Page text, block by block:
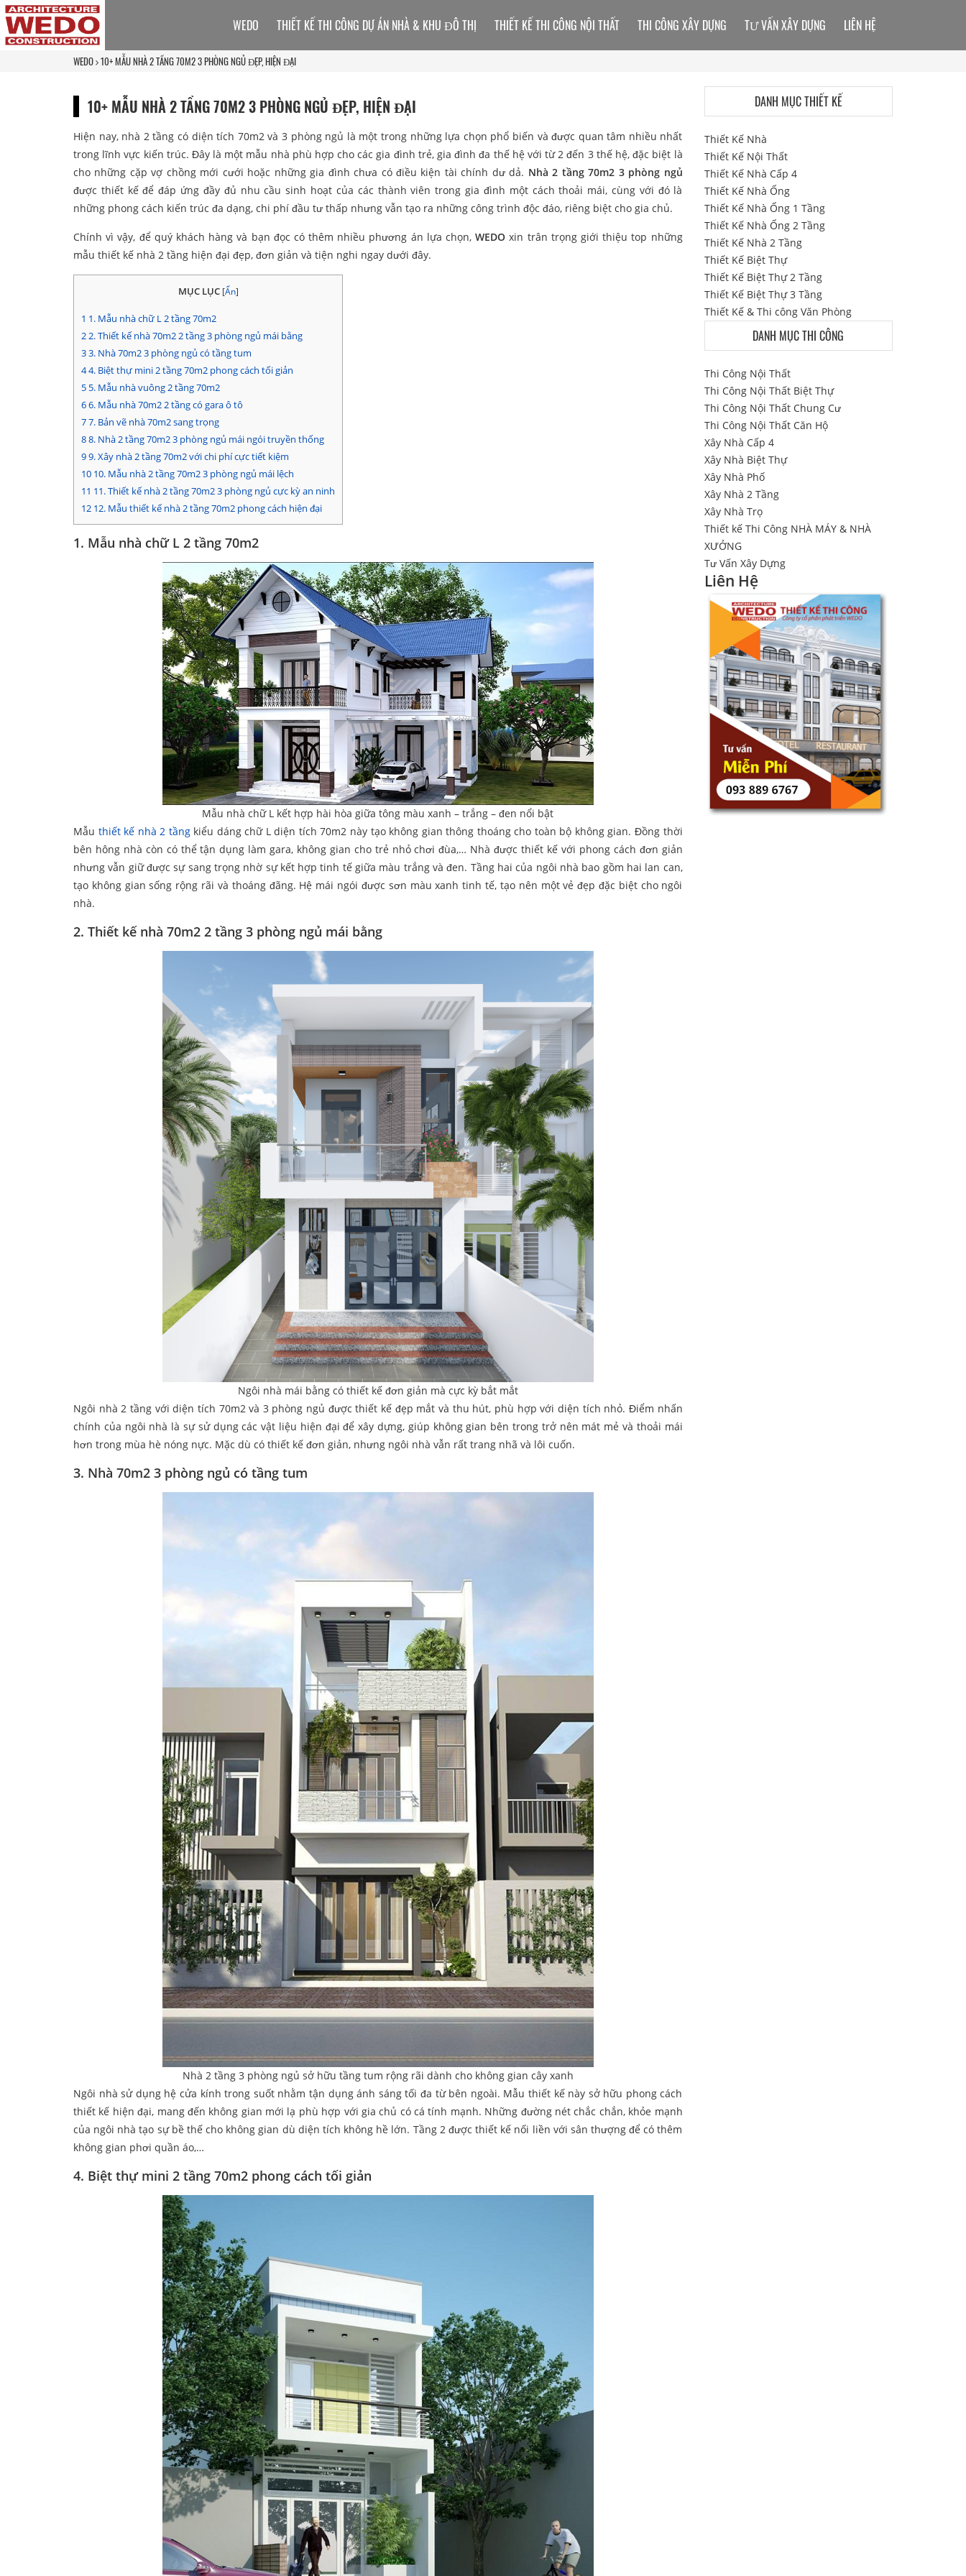
WEDO 10+ MẪU NHÀ 2 TẦNG 70M2 3 PHÒNG NGỦ ĐẸP, HIỆN ĐẠI
10+ MẪU NHÀ 2 TẦNG 70M2 3 PHÒNG NGỦ ĐẸP, HIỆN ĐẠI
Hiện nay, nhà 2 tầng có diện tích 70m2 và 3 phòng ngủ là một trong những lựa chọn phổ biến và được quan tâm nhiều nhất
trong lĩnh vực kiến trúc. Đây là một mẫu nhà phù hợp cho các gia đình trẻ, gia đình đa thế hệ với từ 2 đến 3 thế hệ, đặc biệt là
cho những cặp vợ chồng mới cưới hoặc những gia đình chưa có điều kiện tài chính dư dả. Nhà 2 tầng 70m2 3 phòng ngủ
được thiết kế để đáp ứng đầy đủ nhu cầu sinh hoạt của các thành viên trong gia đình một cách thoải mái, cùng với đó là
những phong cách kiến trúc đa dạng, chi phí đầu tư thấp nhưng vẫn tạo ra những công trình độc đáo, riêng biệt cho gia chủ.
Chính vì vậy, để quý khách hàng và bạn đọc có thêm nhiều phương án lựa chọn,WEDO xin trân trọng giới thiệu top những
mẫu thiết kế nhà 2 tầng hiện đại đẹp, đơn giản và tiện nghi ngay dưới đây.
MỤC LỤC [Ẩn]
1 1. Mẫu nhà chữ L 2 tầng 70m2
22. Thiết kế nhà 70m2 2 tầng 3 phòng ngủ mái bằng
33. Nhà 70m2 3 phòng ngủ có tầng tum
44. Biệt thự mini 2 tầng 70m2 phong cách tối giản
5 5. Mẫu nhà vuông 2 tầng 70m2
66. Mẫu nhà 70m2 2 tầng có gara ô tô
77. Bản vẽ nhà 70m2 sang trọng
88. Nhà 2 tầng 70m2 3 phòng ngủ mái ngói truyền thống
99. Xây nhà 2 tầng 70m2 với chi phí cực tiết kiệm
10 10. Mẫu nhà 2 tầng 70m2 3 phòng ngủ mái lệch
11 11. Thiết kế nhà 2 tầng 70m2 3 phòng ngủ cực kỳ an ninh
12 12. Mẫu thiết kế nhà 2 tầng 70m2 phong cách hiện đại
1. Mẫu nhà chữ L 2 tầng 70m2
Mẫu nhà chữ L kết hợp hài hòa giữa tông màu xanh – trắng – đen nổi bật
Mẫu thiết kế nhà 2 tầngkiểu dáng chữ L diện tích 70m2 này tạo không gian thông thoáng cho toàn bộ không gian. Đồng thời
bên hông nhà còn có thể tận dụng làm gara, không gian cho trẻ nhỏ chơi đùa,… Nhà được thiết kế với phong cách đơn giản
nhưng vẫn giữ được sự sang trọng nhờ sự kết hợp tinh tế giữa màu trắng và đen. Tầng hai của ngôi nhà bao gồm hai lan can,
tạo không gian sống rộng rãi và thoáng đãng. Hệ mái ngói được sơn màu xanh tinh tế, tạo nên một vẻ đẹp đặc biệt cho ngôi
nhà.
2. Thiết kế nhà 70m2 2 tầng 3 phòng ngủ mái bằng
Ngôi nhà mái bằng có thiết kế đơn giản mà cực kỳ bắt mắt
Ngôi nhà 2 tầng với diện tích 70m2 và 3 phòng ngủ được thiết kế đẹp mắt và thu hút, phù hợp với diện tích nhỏ. Điểm nhấn
chính của ngôi nhà là sự sử dụng các vật liệu hiện đại để xây dựng, giúp không gian bên trong trở nên mát mẻ và thoải mái
hơn trong mùa hè nóng nực. Mặc dù có thiết kế đơn giản, nhưng ngôi nhà vẫn rất trang nhã và lôi cuốn.
3. Nhà 70m2 3 phòng ngủ có tầng tum
Nhà 2 tầng 3 phòng ngủ sở hữu tầng tum rộng rãi dành cho không gian cây xanh
Ngôi nhà sử dụng hệ cửa kính trong suốt nhằm tận dụng ánh sáng tối đa từ bên ngoài. Mẫu thiết kế này sở hữu phong cách
thiết kế hiện đại, mang đến không gian mới lạ phù hợp với gia chủ có cá tính mạnh. Những đường nét chắc chắn, khỏe mạnh
của ngôi nhà tạo sự bề thế cho không gian dù diện tích không hề lớn. Tầng 2 được thiết kế nối liền với sân thượng để có thêm
không gian phơi quần áo,…
4. Biệt thự mini 2 tầng 70m2 phong cách tối giản
WEDO THIẾT KẾ THI CÔNG DỰ ÁN NHÀ & KHU ĐÔ THỊ THIẾT KẾ THI CÔNG NỘI THẤT THI CÔNG XÂY DỰNG TƯ VẤN XÂY DỰNG LIÊN HỆ
DANH MỤC THIẾT KẾ
Thiết Kế Nhà
Thiết Kế Nội Thất
Thiết Kế Nhà Cấp 4
Thiết Kế Nhà Ống
Thiết Kế Nhà Ống 1 Tầng
Thiết Kế Nhà Ống 2 Tầng
Thiết Kế Nhà 2 Tầng
Thiết Kế Biệt Thự
Thiết Kế Biệt Thự 2 Tầng
Thiết Kế Biệt Thự 3 Tầng
Thiết Kế & Thi công Văn Phòng
DANH MỤC THI CÔNG
Thi Công Nội Thất
Thi Công Nội Thất Biệt Thự
Thi Công Nội Thất Chung Cư
Thi Công Nội Thất Căn Hộ
Xây Nhà Cấp 4
Xây Nhà Biệt Thự
Xây Nhà Phố
Xây Nhà 2 Tầng
Xây Nhà Trọ
Thiết kế Thi Công NHÀ MÁY & NHÀ
XƯỞNG
Tư Vấn Xây Dựng
Liên Hệ